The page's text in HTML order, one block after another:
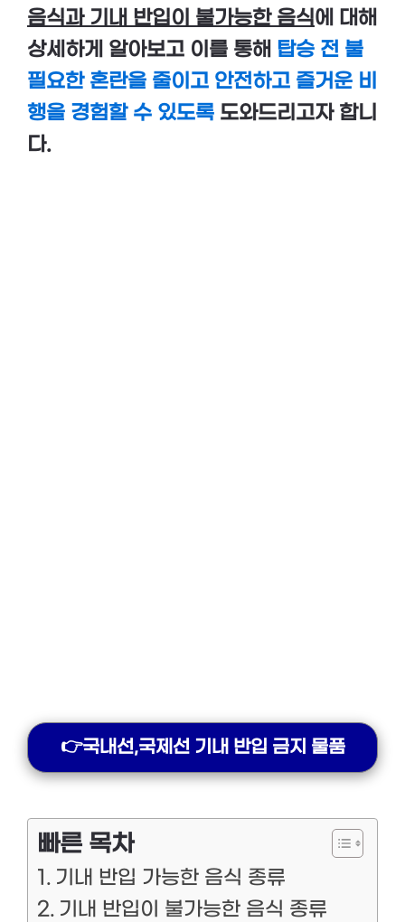
음식과 기내 반입이 불가능한 음식에 대해
상세하게 알아보고 이를 통해 탑승 전 불
필요한 혼란을 줄이고 안전하고 즐거운 비
행을 경험할 수 있도록 도와드리고자 합니
다.
👉국내선,국제선 기내 반입 금지 물품
빠른 목차
기내 반입 가능한 음식 종류
기내 반입이 불가능한 음식 종류